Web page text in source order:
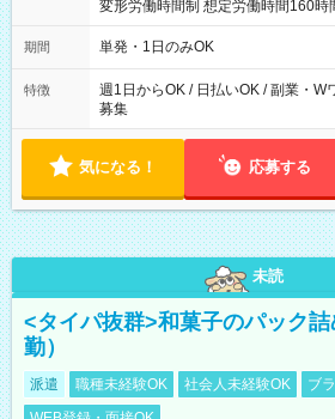
変形労働時間制 想定労働時間160時間/月 【シフト例】
～21：00
期間 単発・1日のみOK
特徴
週1日からOK / 日払いOK / 副業・W
募集
気になる！ 応募する
未読
<タイパ抜群>和菓子のパック
勤）
派遣 職種未経験OK 社会人未経験OK
ブ